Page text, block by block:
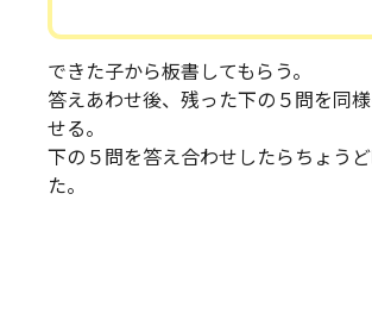
できた子から板書してもらう。
答えあわせ後、残った下の５問を同
せる。
下の５問を答え合わせしたらちょう
た。